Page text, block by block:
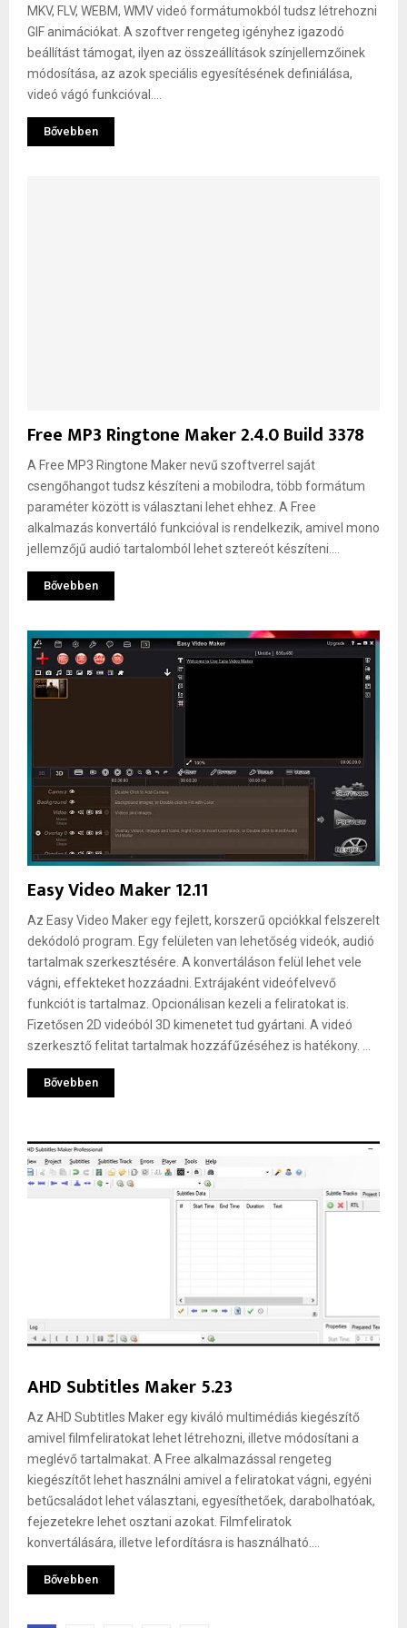
MKV, FLV, WEBM, WMV videó formátumokból tudsz létrehozni
GIF animációkat. A szoftver rengeteg igényhez igazodó
beállítást támogat, ilyen az összeállítások színjellemzőinek
módosítása, az azok speciális egyesítésének definiálása,
videó vágó funkcióval....
Bővebben
Free MP3 Ringtone Maker 2.4.0 Build 3378
A Free MP3 Ringtone Maker nevű szoftverrel saját
csengőhangot tudsz készíteni a mobilodra, több formátum
paraméter között is választani lehet ehhez. A Free
alkalmazás konvertáló funkcióval is rendelkezik, amivel mono
jellemzőjű audió tartalomból lehet sztereót készíteni....
Bővebben
Easy Video Maker 12.11
Az Easy Video Maker egy fejlett, korszerű opciókkal felszerelt
dekódoló program. Egy felületen van lehetőség videók, audió
tartalmak szerkesztésére. A konvertáláson felül lehet vele
vágni, effekteket hozzáadni. Extrájaként videófelvevő
funkciót is tartalmaz. Opcionálisan kezeli a feliratokat is.
Fizetősen 2D videóból 3D kimenetet tud gyártani. A videó
szerkesztő felitat tartalmak hozzáfűzéséhez is hatékony. ...
Bővebben
AHD Subtitles Maker 5.23
Az AHD Subtitles Maker egy kiváló multimédiás kiegészítő
amivel filmfeliratokat lehet létrehozni, illetve módosítani a
meglévő tartalmakat. A Free alkalmazással rengeteg
kiegészítőt lehet használni amivel a feliratokat vágni, egyéni
betűcsaládot lehet választani, egyesíthetőek, darabolhatóak,
fejezetekre lehet osztani azokat. Filmfeliratok
konvertálására, illetve lefordításra is használható....
Bővebben